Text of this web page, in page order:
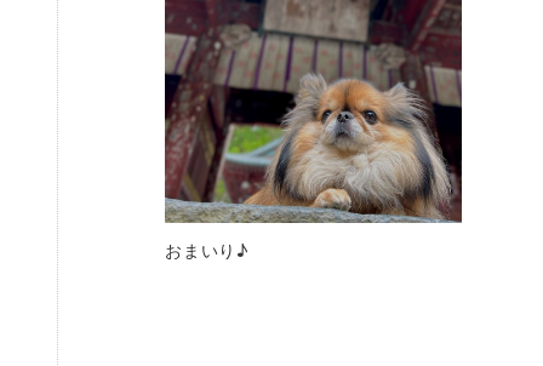
おまいり♪